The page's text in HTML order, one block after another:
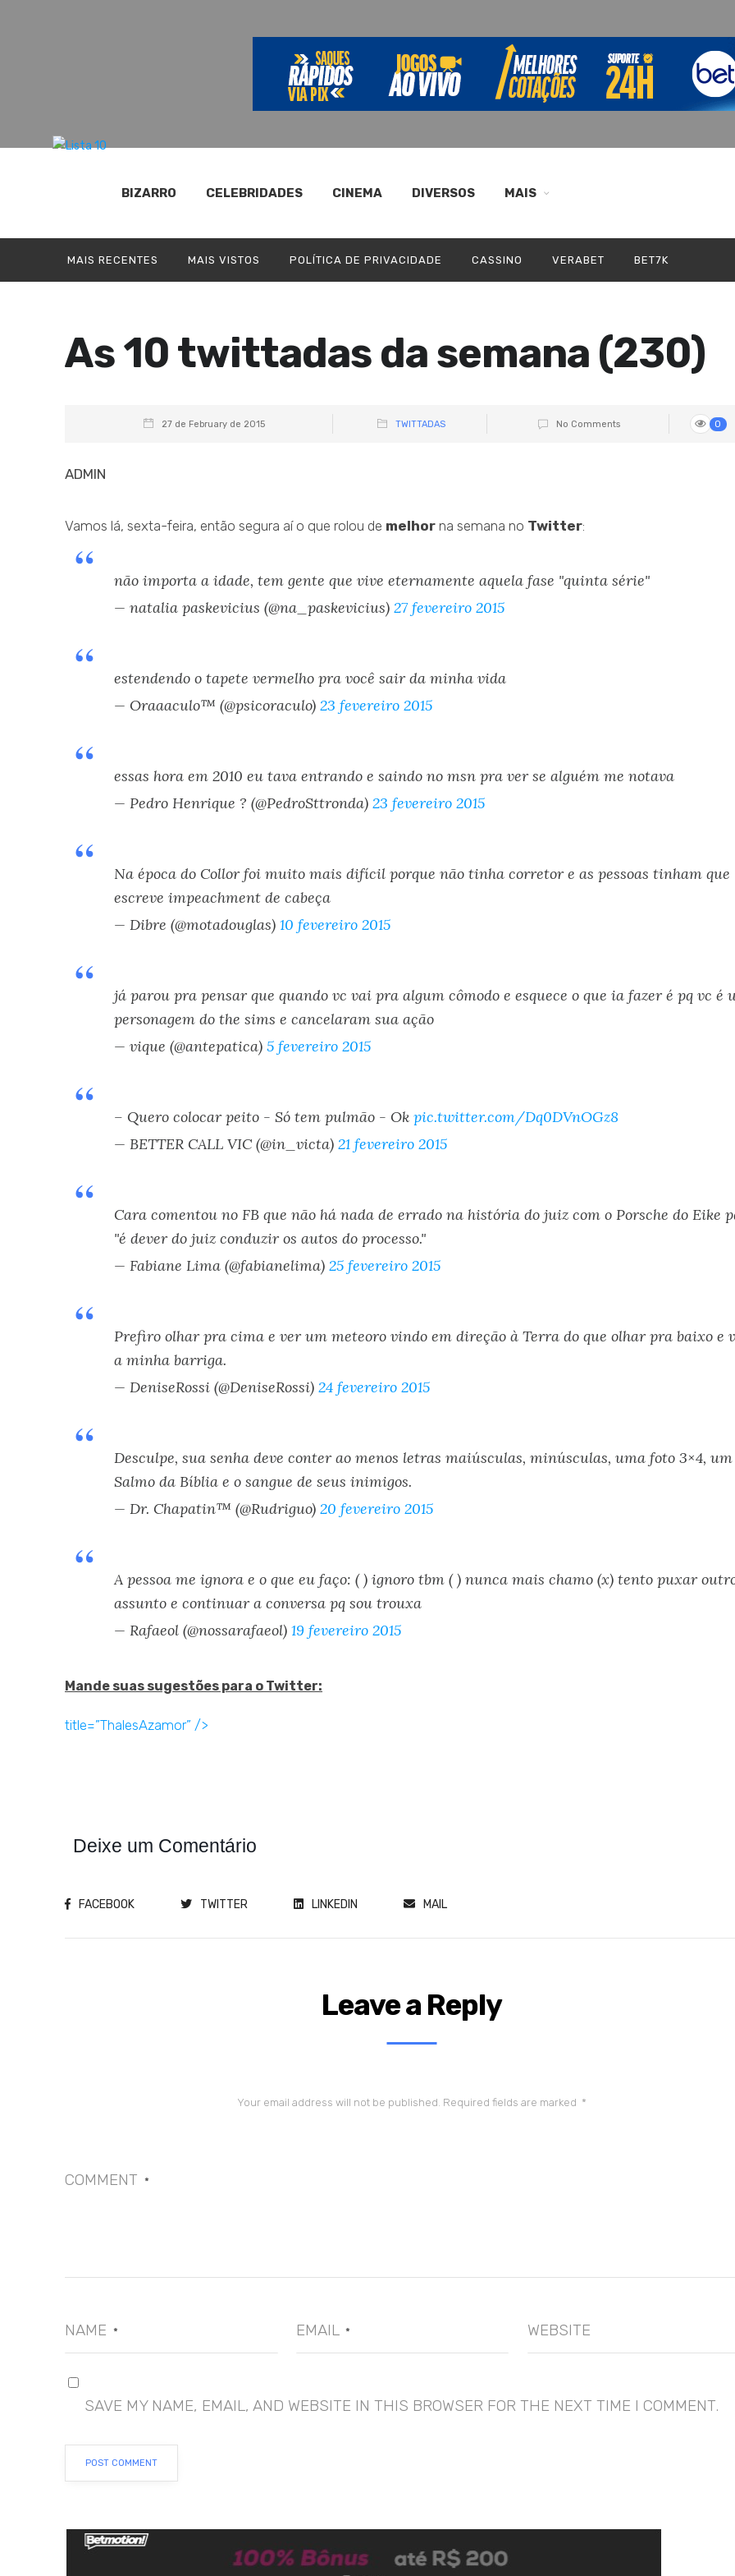
BIZARRO CELEBRIDADES CINEMA DIVERSOS MAIS
MAIS RECENTES MAIS VISTOS POLÍTICA DE PRIVACIDADE CASSINO VERABET BET7K
As 10 twittadas da semana (230)
27 de February de 2015 TWITTADAS No Comments 0
ADMIN
Vamos lá, sexta-feira, então segura aí o que rolou de melhor na semana no Twitter:
não importa a idade, tem gente que vive eternamente aquela fase "quinta série"
— natalia paskevicius (@na_paskevicius) 27 fevereiro 2015
estendendo o tapete vermelho pra você sair da minha vida
— Oraaaculo™ (@psicoraculo) 23 fevereiro 2015
essas hora em 2010 eu tava entrando e saindo no msn pra ver se alguém me notava
— Pedro Henrique ? (@PedroSttronda) 23 fevereiro 2015
Na época do Collor foi muito mais difícil porque não tinha corretor e as pessoas tinham que
escreve impeachment de cabeça
— Dibre (@motadouglas) 10 fevereiro 2015
já parou pra pensar que quando vc vai pra algum cômodo e esquece o que ia fazer é pq vc é
personagem do the sims e cancelaram sua ação
— vique (@antepatica) 5 fevereiro 2015
– Quero colocar peito - Só tem pulmão - Ok pic.twitter.com/Dq0DVnOGz8
— BETTER CALL VIC (@in_victa) 21 fevereiro 2015
Cara comentou no FB que não há nada de errado na história do juiz com o Porsche do Eike
"é dever do juiz conduzir os autos do processo."
— Fabiane Lima (@fabianelima) 25 fevereiro 2015
Prefiro olhar pra cima e ver um meteoro vindo em direção à Terra do que olhar pra baixo e
a minha barriga.
— DeniseRossi (@DeniseRossi) 24 fevereiro 2015
Desculpe, sua senha deve conter ao menos letras maiúsculas, minúsculas, uma foto 3×4, um
Salmo da Bíblia e o sangue de seus inimigos.
— Dr. Chapatin™ (@Rudriguo) 20 fevereiro 2015
A pessoa me ignora e o que eu faço: ( ) ignoro tbm ( ) nunca mais chamo (x) tento puxar
assunto e continuar a conversa pq sou trouxa
— Rafaeol (@nossarafaeol) 19 fevereiro 2015
Mande suas sugestões para o Twitter:
title=”ThalesAzamor” />
Deixe um Comentário
FACEBOOK TWITTER LINKEDIN MAIL
Leave a Reply
Your email address will not be published. Required fields are marked *
COMMENT *
NAME * EMAIL * WEBSITE
SAVE MY NAME, EMAIL, AND WEBSITE IN THIS BROWSER FOR THE NEXT TIME I COMMENT.